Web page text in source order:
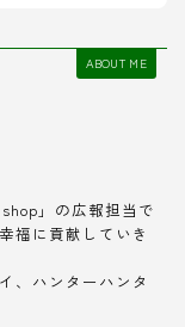
ABOUT ME
」の広報担当で
福に貢献していき
、ハンターハンタ